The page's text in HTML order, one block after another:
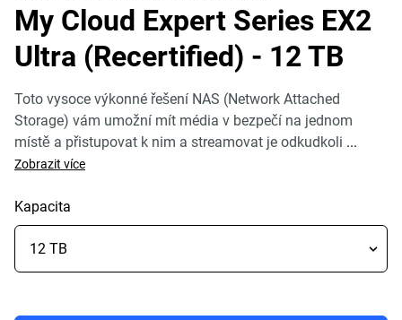
My Cloud Expert Series EX2
Ultra (Recertified) - 12 TB
Toto vysoce výkonné řešení NAS (Network Attached
Storage) vám umožní mít média v bezpečí na jednom
místě a přistupovat k nim a streamovat je odkudkoli ...
Zobrazit více
Kapacita